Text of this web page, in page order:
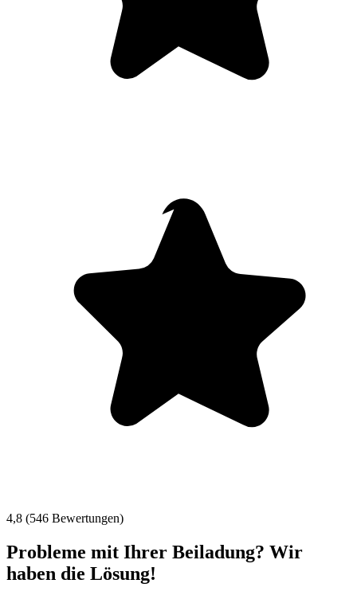
4,8 (546 Bewertungen)
Probleme mit Ihrer Beiladung? Wir
haben die Lösung!